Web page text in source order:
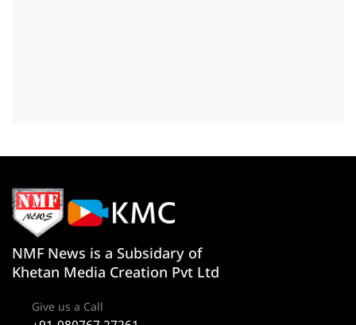
NMF News is a Subsidary of
Khetan Media Creation Pvt Ltd
Give us a Call